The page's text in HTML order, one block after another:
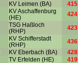
KV Leimen (BA) 415
KV Aschaffenburg
(HE)
424
TSG Haßloch
(RHP)
423
KV Schifferstadt
(RHP)
436
KV Eberbach (BA) 428
TV Erfelden (HE) 419